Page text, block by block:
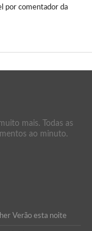
por comentador da
mais. Todas as
ao minuto.
Verão esta noite